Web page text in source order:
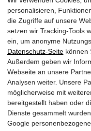
personalisieren,
die Zugriffe auf unsere
setzen wir Tracking-Tools
ein, um anonyme
Datenschutz-Seite können
Außerdem geben wir
Webseite an unsere
Analysen weiter. Unsere
möglicherweise mit
bereitgestellt haben oder
Dienste gesammelt
Google
Mai 2027
Es wurden leider